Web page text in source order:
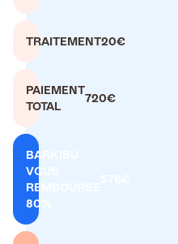
TRAITEMENT20€
PAIEMENT
TOTAL
720€
BARKIBU
VOUS
REMBOURSE
80%